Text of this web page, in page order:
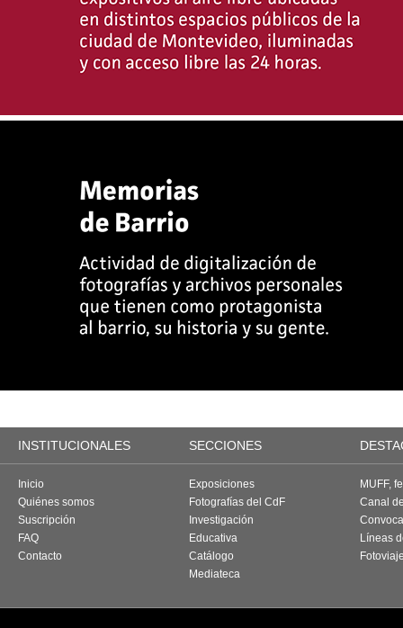
INSTITUCIONALES SECCIONES
Inicio
Quiénes somos
Suscripción
FAQ
Contacto
Exposiciones
Fotografías del CdF
Investigación
Educativa
Catálogo
Mediateca
MUFF,
Canal
Líneas